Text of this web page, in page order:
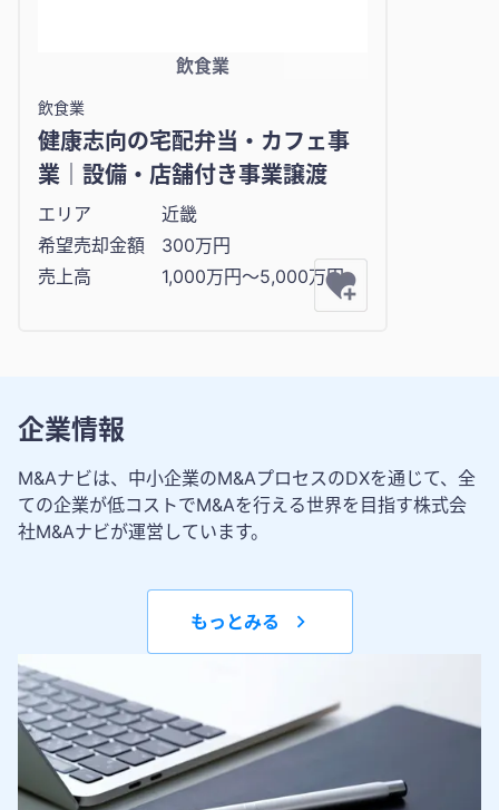
飲食業
飲食業
健康志向の宅配弁当・カフェ事
業｜設備・店舗付き事業譲渡
エリア
近畿
希望売却金額
300万円
売上高
1,000万円〜5,000万円
企業情報
M&Aナビは、中小企業のM&AプロセスのDXを通じて、全
ての企業が低コストでM&Aを行える世界を目指す株式会
社M&Aナビが運営しています。
もっとみる